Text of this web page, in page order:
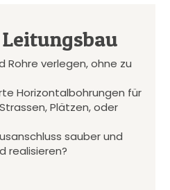
Rohre verlegen, ohne zu
Horizontalbohrungen für
Plätzen, oder
sauber und
realisieren?